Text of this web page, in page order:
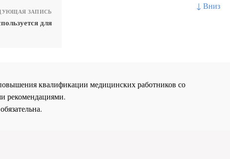
↓ Вниз
ЗАПИСЬ
для
квалификации медицинских работников со
рекомендациями.